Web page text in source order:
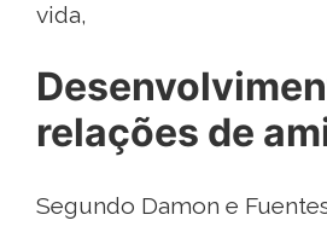
vida,
relações de
Segundo Damon e